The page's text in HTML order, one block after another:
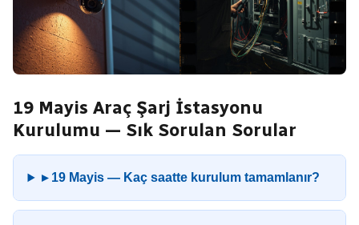
19 Mayis Araç Şarj İstasyonu
Kurulumu — Sık Sorulan Sorular
▸ 19 Mayis — Kaç saatte kurulum tamamlanır?